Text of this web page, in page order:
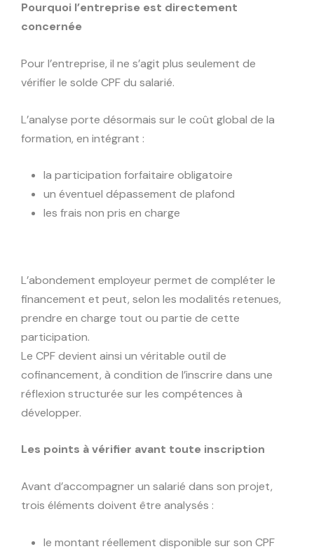
Pourquoi l’entreprise est directement
concernée
Pour l’entreprise, il ne s’agit plus seulement de
vérifier le solde CPF du salarié.
L’analyse porte désormais sur le coût global de la
formation, en intégrant :
la participation forfaitaire obligatoire
un éventuel dépassement de plafond
les frais non pris en charge
L’abondement employeur permet de compléter le
financement et peut, selon les modalités retenues,
prendre en charge tout ou partie de cette
participation.
Le CPF devient ainsi un véritable outil de
cofinancement, à condition de l’inscrire dans une
réflexion structurée sur les compétences à
développer.
Les points à vérifier avant toute inscription
Avant d’accompagner un salarié dans son projet,
trois éléments doivent être analysés :
le montant réellement disponible sur son CPF